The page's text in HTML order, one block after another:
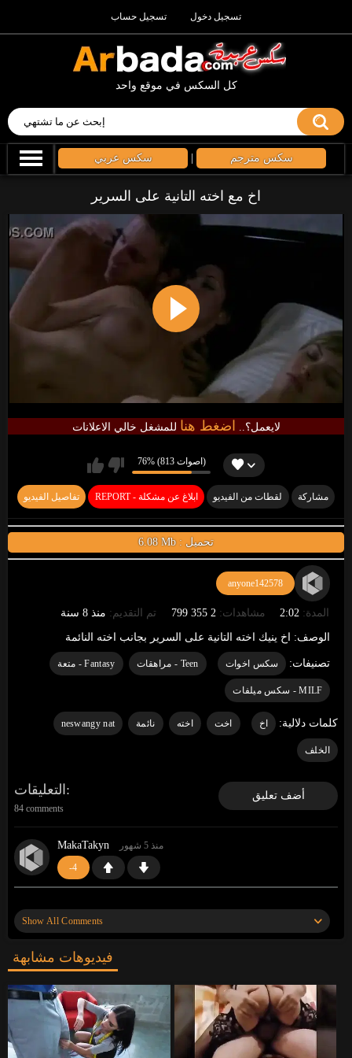
تسجيل حساب تسجيل دخول
كل السكس في موقع واحد
سكس عربي سكس مترجم
اخ مع اخته التانية على السرير
لايعمل؟.. اضغط هنا للمشغل خالي الاعلانات
76% (813 اصوات)
تفاصيل الفيديو REPORT - ابلاغ عن مشكلة لقطات من الفيديو مشاركة
6.08 Mb : تحميل
anyone142578
المدة: 2:02 مشاهدات:2 355 799 تم التقديم: منذ 8 سنة
الوصف: اخ ينيك اخته التانية على السرير بجانب اخته النائمة
تصنيفات: سكس اخوات Teen - مراهقات Fantasy - متعة
MILF - سكس ميلفات
كلمات دلالية: اخ اخت اخته نائمة neswangy nat
الخلف
أضف تعليق التعليقات
84 comments
-4
MakaTakyn منذ 5 شهور
أن آلاف الفتيات العازبات ينتظرن ممارسة الجنس. انظروا
إليهم»
MakaTakyn
https://gosex69/y493l
وقف قبالة النطر. أعرف
موقعًا أن آلاف الفتيات العازبات ينتظرن ممارسة الجنس.
انظروا إليهم»»
Show All Comments
فيديوهات مشابهة